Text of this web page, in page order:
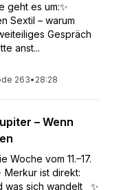
geht es um:✨
Sextil – warum
Gespräch
anst...
263• 28:28
– Wenn
vom 11.–17.
Merkur ist direkt:
was sich wandelt ✨